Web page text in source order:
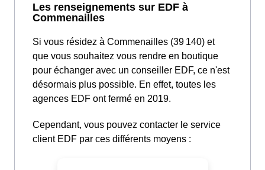
Les renseignements sur EDF à
Commenailles
Si vous résidez à Commenailles (39 140) et
que vous souhaitez vous rendre en boutique
pour échanger avec un conseiller EDF, ce n'est
désormais plus possible. En effet, toutes les
agences EDF ont fermé en 2019.
Cependant, vous pouvez contacter le service
client EDF par ces différents moyens :